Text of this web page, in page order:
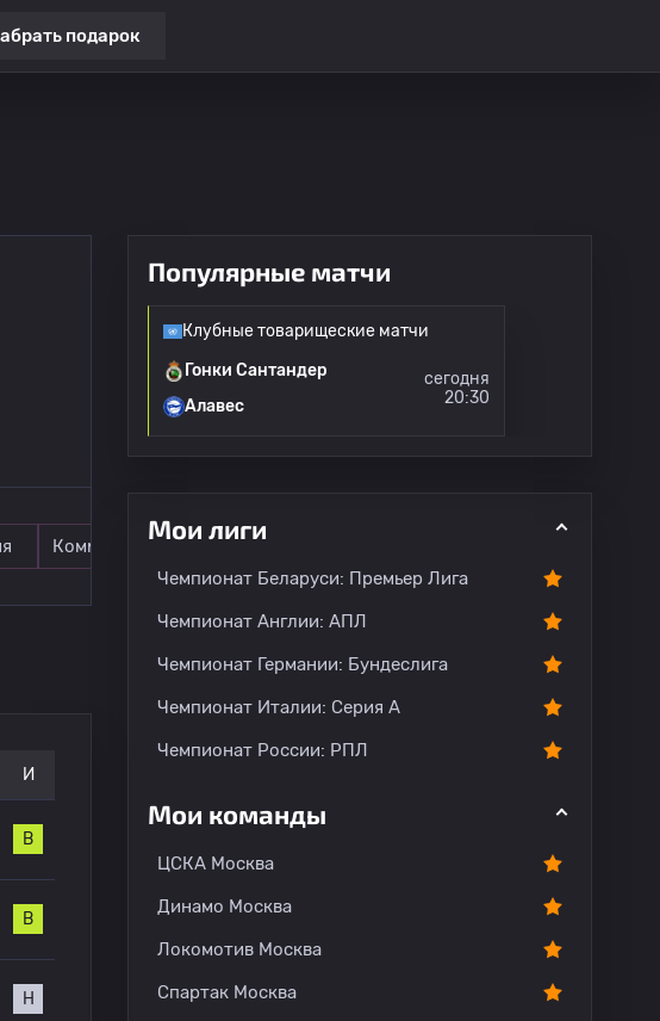
подарок
Комментарии
И
В
В
Н
Популярные матчи
Клубные товарищеские матчи
Гонки Сантандер
Алавес
сегодня
20:30
Мои лиги
Чемпионат Беларуси: Премьер Лига
Чемпионат Англии: АПЛ
Чемпионат Германии: Бундеслига
Чемпионат Италии: Серия А
Чемпионат России: РПЛ
Мои команды
ЦСКА Москва
Динамо Москва
Локомотив Москва
Спартак Москва